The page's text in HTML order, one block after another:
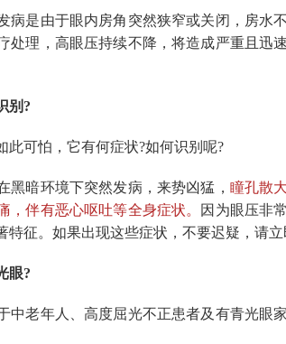
是由于眼内房角突然狭窄或关闭，房水
处理，高眼压持续不降，将造成严重且迅
别?
可怕，它有何症状?如何识别呢?
暗环境下突然发病，来势凶猛， 瞳孔散
，伴有恶心呕吐等全身症状。 因为眼压非
特征。如果出现这些症状，不要迟疑，请
眼?
老年人、高度屈光不正患者及有青光眼